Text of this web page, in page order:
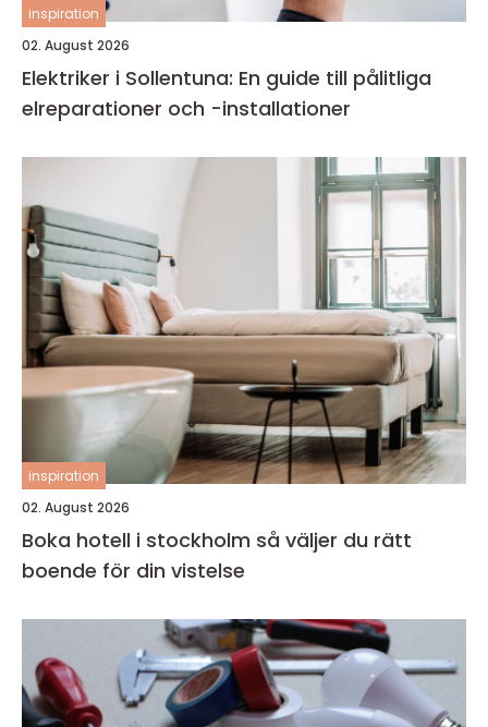
inspiration
02. August 2026
Elektriker i Sollentuna: En guide till pålitliga
elreparationer och -installationer
inspiration
02. August 2026
Boka hotell i stockholm så väljer du rätt
boende för din vistelse